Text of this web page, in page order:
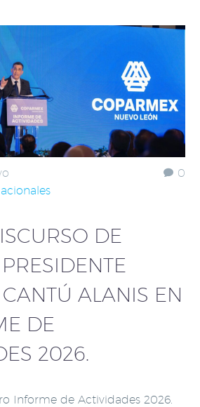
0
DE
ALANIS EN
DE
2026.
Informe de Actividades 2026.